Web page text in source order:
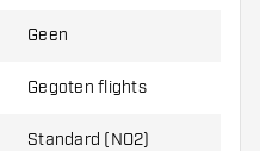
te komen
Geen
Gegoten flights
Standard (NO2)